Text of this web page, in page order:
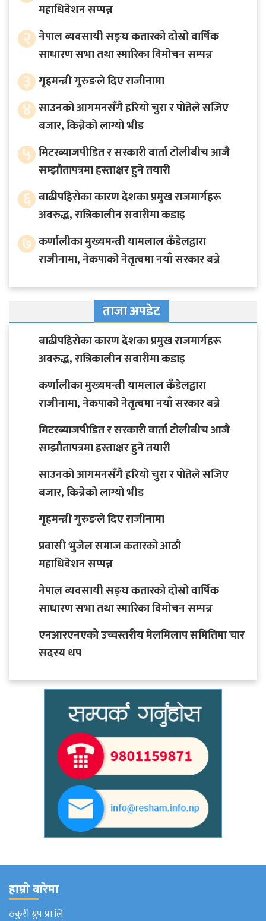
महाधिवेशन सप्पन्न
२ नेपाल व्यवसायी सङ्घ कतारको दोस्रो वार्षिक
साधारण सभा तथा स्मारिका विमोचन सम्पन्न
३ गृहमन्त्री गुरुङले दिए राजीनामा
४ साउनको आगमनसँगै हरियो चुरा र पोतेले सजिए
बजार, किन्नेको लाग्यो भीड
५ मिटरब्याजपीडित र सरकारी वार्ता टोलीबीच आजै
सम्झौतापत्रमा हस्ताक्षर हुने तयारी
६ बाढीपहिरोका कारण देशका प्रमुख राजमार्गहरू
अवरुद्ध, रात्रिकालीन सवारीमा कडाइ
७ कर्णालीका मुख्यमन्त्री यामलाल कँडेलद्वारा
राजीनामा, नेकपाको नेतृत्वमा नयाँ सरकार बन्ने
ताजा अपडेट
बाढीपहिरोका कारण देशका प्रमुख राजमार्गहरू
अवरुद्ध, रात्रिकालीन सवारीमा कडाइ
कर्णालीका मुख्यमन्त्री यामलाल कँडेलद्वारा
राजीनामा, नेकपाको नेतृत्वमा नयाँ सरकार बन्ने
मिटरब्याजपीडित र सरकारी वार्ता टोलीबीच आजै
सम्झौतापत्रमा हस्ताक्षर हुने तयारी
साउनको आगमनसँगै हरियो चुरा र पोतेले सजिए
बजार, किन्नेको लाग्यो भीड
गृहमन्त्री गुरुङले दिए राजीनामा
प्रवासी भुजेल समाज कतारको आठाै
महाधिवेशन सप्पन्न
नेपाल व्यवसायी सङ्घ कतारको दोस्रो वार्षिक
साधारण सभा तथा स्मारिका विमोचन सम्पन्न
एनआरएनएको उच्चस्तरीय मेलमिलाप समितिमा चार
सदस्य थप
हाम्राे बारेमा
ठकुरी ग्रुप प्रा.लि